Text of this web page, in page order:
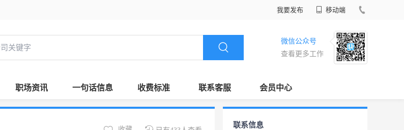
我要发布 移动端
微信公众号
查看更多工作
职场资讯 一句话信息 收费标准 联系客服 会员中心
联系信息